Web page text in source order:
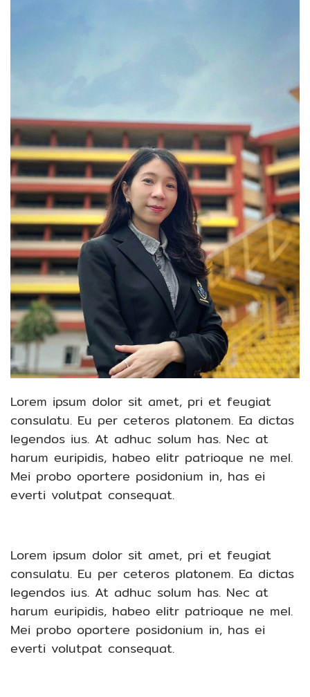
Lorem ipsum dolor sit amet, pri et feugiat
consulatu. Eu per ceteros platonem. Ea dictas
legendos ius. At adhuc solum has. Nec at
harum euripidis, habeo elitr patrioque ne mel.
Mei probo oportere posidonium in, has ei
everti volutpat consequat.
Lorem ipsum dolor sit amet, pri et feugiat
consulatu. Eu per ceteros platonem. Ea dictas
legendos ius. At adhuc solum has. Nec at
harum euripidis, habeo elitr patrioque ne mel.
Mei probo oportere posidonium in, has ei
everti volutpat consequat.